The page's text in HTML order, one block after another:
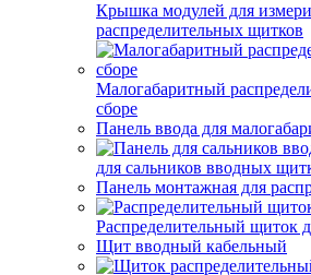
Крышка модулей для
распределительных щитков
Малогабаритный
сборе
Панель ввода для
для сальников вводных
Панель монтажная для
Распределительный щиток
Щит вводный кабельный